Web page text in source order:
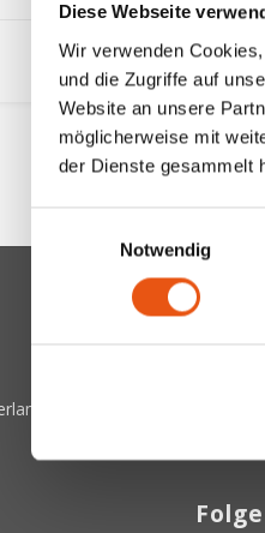
Diese Webseite
Wir verwenden
und die Zugriffe auf
Website an unsere
möglicherweise mit
der Dienste gesammelt
Notwendig